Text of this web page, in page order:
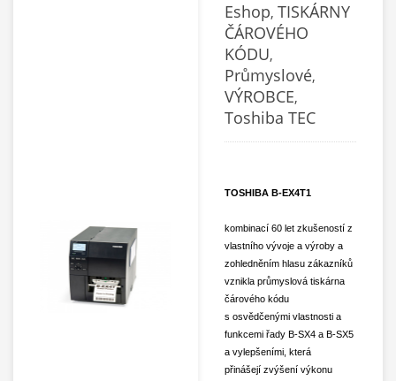
Eshop, TISKÁRNY
ČÁROVÉHO
KÓDU,
Průmyslové,
VÝROBCE,
Toshiba TEC
TOSHIBA B-EX4T1
kombinací 60 let zkušeností z
vlastního vývoje a výroby a
zohledněním hlasu zákazníků
vznikla průmyslová tiskárna
čárového kódu
s osvědčenými vlastnosti a
funkcemi řady B-SX4 a B-SX5
a vylepšeními, která
přinášejí zvýšení výkonu